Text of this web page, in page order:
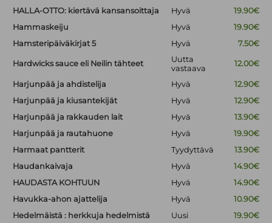
HALLA-OTTO: kiertävä kansansoittaja Hyvä
19.90€
Hammaskeiju
Hyvä
19.90€
Hamsteripäiväkirjat 5
Hyvä 7.50€
Hardwicks sauce eli Neilin tähteet
Uutta
vastaava
12.00€
Harjunpää ja ahdistelija Hyvä
12.90€
Harjunpää ja kiusantekijät
Hyvä
12.90€
Harjunpää ja rakkauden lait
Hyvä
13.90€
Harjunpää ja rautahuone
Hyvä
19.90€
Harmaat pantterit
Tyydyttävä
13.90€
Haudankaivaja
Hyvä
14.90€
HAUDASTA KOHTUUN
Hyvä
14.90€
Havukka-ahon ajattelija
Hyvä
10.90€
Hedelmäistä : herkkuja hedelmistä
Uusi
19.90€